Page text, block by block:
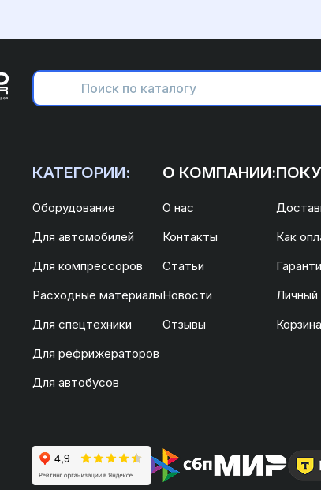
КАТЕГОРИИ:
Оборудование
Для автомобилей
Для компрессоров
Расходные материалы
Для спецтехники
Для рефрижераторов
Для автобусов
О КОМПАНИИ:
О нас
Контакты
Статьи
Новости
Отзывы
Как
Личный
Корзина